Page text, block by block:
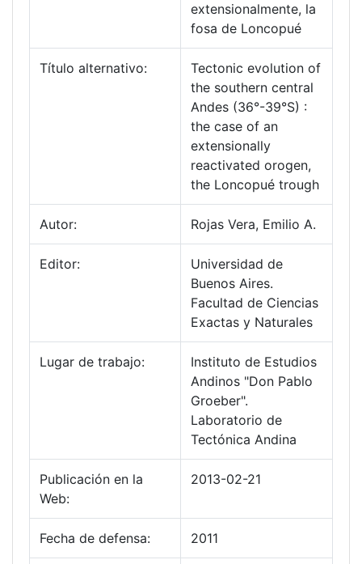
extensionalmente, la
fosa de Loncopué
Título alternativo:
Tectonic evolution of
the southern central
Andes (36°-39°S) :
the case of an
extensionally
reactivated orogen,
the Loncopué trough
Autor: Rojas Vera, Emilio A.
Editor:
Universidad de
Buenos Aires.
Facultad de Ciencias
Exactas y Naturales
Lugar de trabajo:
Instituto de Estudios
Andinos "Don Pablo
Groeber".
Laboratorio de
Tectónica Andina
Publicación en la
Web:
2013-02-21
Fecha de defensa: 2011